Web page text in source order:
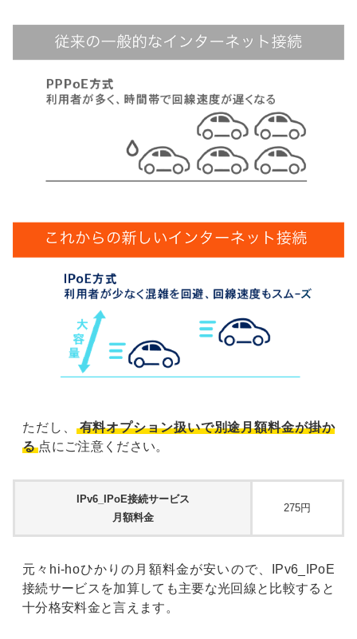
ただし、
有料オプション扱いで別途月額料金が掛か
る 点にご注意ください。
IPv6_IPoE接続サービス
月額料金
275円
元々hi-hoひかりの月額料金が安いので、IPv6_IPoE
接続サービスを加算しても主要な光回線と比較すると
十分格安料金と言えます。